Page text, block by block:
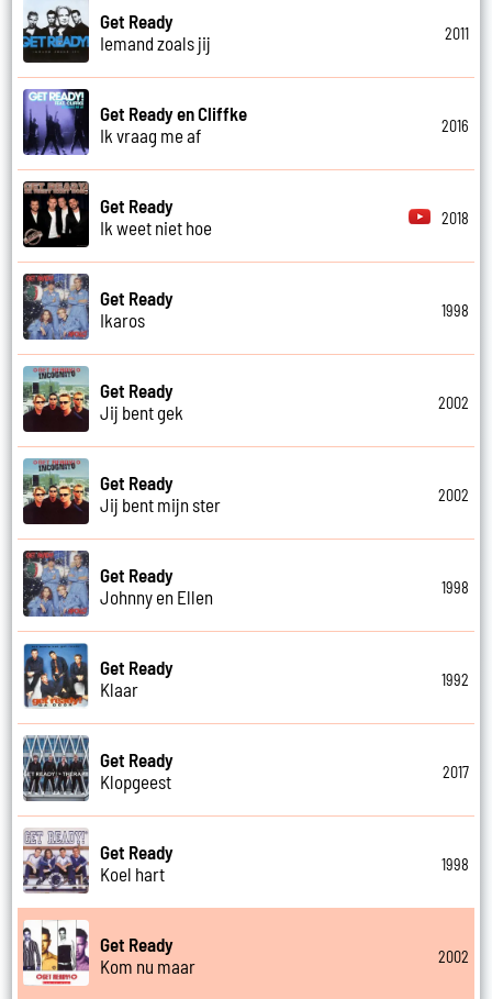
Get Ready
Iemand zoals jij
2011
Get Ready en Cliffke
Ik vraag me af
2016
Get Ready
Ik weet niet hoe
2018
Get Ready
Ikaros
1998
Get Ready
Jij bent gek
2002
Get Ready
Jij bent mijn ster
2002
Get Ready
Johnny en Ellen
1998
Get Ready
Klaar
1992
Get Ready
Klopgeest
2017
Get Ready
Koel hart
1998
Get Ready
Kom nu maar
2002